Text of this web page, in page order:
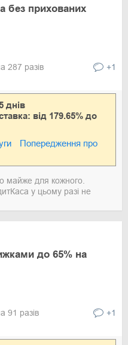
без прихованих
287 разів +1
днів
від 179.65% до
Попередження про
майже для кожного.
у цьому разі не
до 65% на
91 разів +1